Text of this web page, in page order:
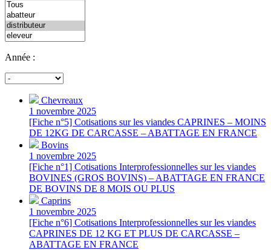
Année :
Chevreaux
1 novembre 2025
[Fiche n°5] Cotisations sur les viandes CAPRINES – MOINS
DE 12KG DE CARCASSE – ABATTAGE EN FRANCE
Bovins
1 novembre 2025
[Fiche n°1] Cotisations Interprofessionnelles sur les viandes
BOVINES (GROS BOVINS) – ABATTAGE EN FRANCE
DE BOVINS DE 8 MOIS OU PLUS
Caprins
1 novembre 2025
[Fiche n°6] Cotisations Interprofessionnelles sur les viandes
CAPRINES DE 12 KG ET PLUS DE CARCASSE –
ABATTAGE EN FRANCE